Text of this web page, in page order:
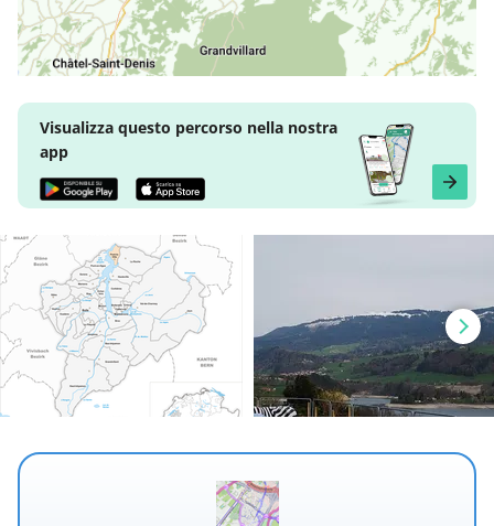
Visualizza questo percorso nella nostra
app